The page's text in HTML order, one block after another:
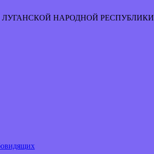
ЛУГАНСКОЙ НАРОДНОЙ РЕСПУБЛИКИ